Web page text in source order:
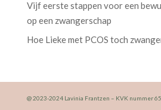
Vijf eerste stappen voor een
op een zwangerschap
Hoe Lieke met PCOS toch
@ 2023-2024 Lavinia Frantzen – KVK nummer